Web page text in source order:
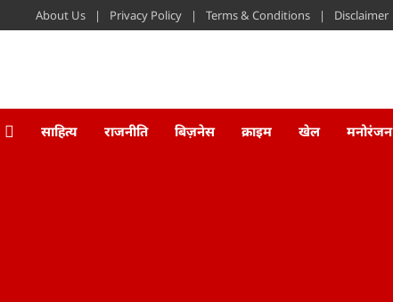
About Us Privacy Policy Terms & Conditions Disclaimer
साहित्य राजनीति बिज़नेस क्राइम खेल मनोरंजन